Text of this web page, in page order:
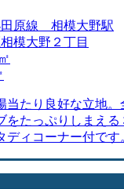
田原線 相模大野駅
模大野２丁目
当たり良好な立地。
たっぷりしまえ
ィコーナー付です